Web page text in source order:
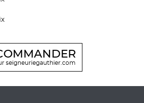
seigneuriegauthier.com